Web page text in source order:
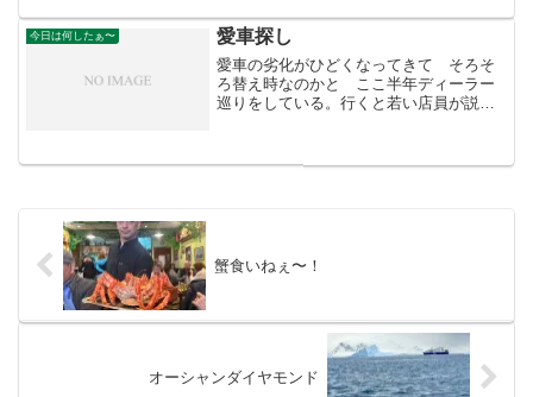
ン 昔あったクラブだ。...
今日は何したぁ〜 愛車探し
愛車の劣化がひどくなってきて そろそ
ろ替え時なのかと ここ半年ディーラー
巡りをしている。行くと若い店員が説明
に乗って簡単な服を着て一人で行く。い
蟹食いねぇ〜！
オーシャンダイヤモンド